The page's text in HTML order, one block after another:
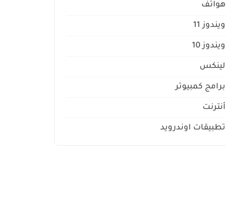
هواتف
ويندوز 11
ويندوز 10
لينكس
برامج كمبيوتر
أنترنت
تطبيقات اوندرويد